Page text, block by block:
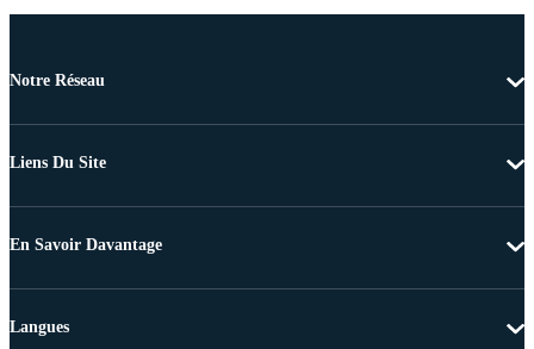
Notre Réseau
Liens Du Site
En Savoir Davantage
Langues